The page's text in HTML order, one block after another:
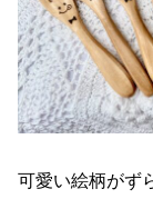
可愛い絵柄がず